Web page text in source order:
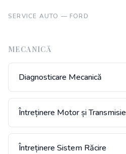
SERVICE AUTO — FORD
MECANICĂ
Diagnosticare Mecanică
Întreținere Motor și Transmisie
Întreținere Sistem Răcire